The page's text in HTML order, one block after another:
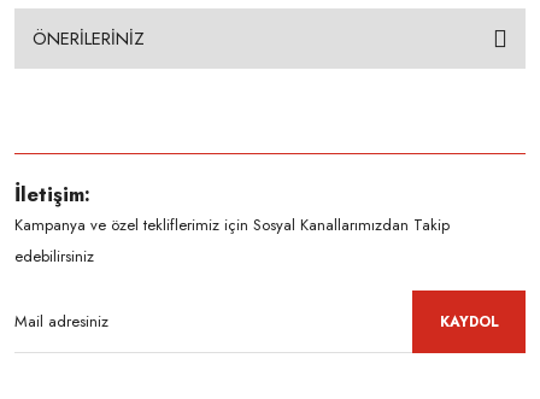
ÖNERİLERİNİZ
İletişim:
Kampanya ve özel tekliflerimiz için Sosyal Kanallarımızdan Takip
edebilirsiniz
KAYDOL